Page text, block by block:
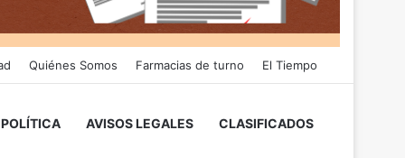
Quiénes Somos Farmacias de turno El Tiempo
POLÍTICA AVISOS LEGALES CLASIFICADOS